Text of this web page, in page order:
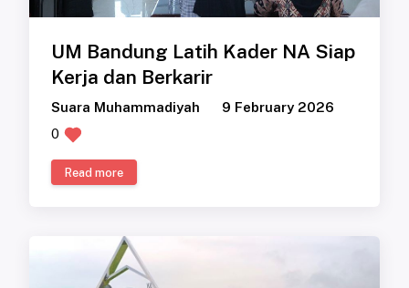
UM Bandung Latih Kader NA Siap
Kerja dan Berkarir
Suara Muhammadiyah
9 February 2026
0
Read more